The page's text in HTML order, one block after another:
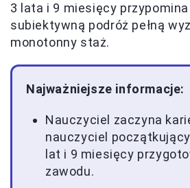
3 lata i 9 miesięcy
subiektywną podróż pełną
monotonny staż.
Najważniejsze informacje:
Nauczyciel zaczyna
nauczyciel
lat i 9 miesięcy
zawodu.